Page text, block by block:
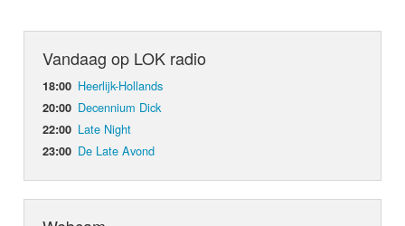
Vandaag op LOK radio
18:00 Heerlijk-Hollands
20:00 Decennium Dick
22:00 Late Night
23:00 De Late Avond